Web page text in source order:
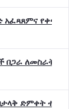
አፈጻጸምና
ለመስራት
ድምቀት